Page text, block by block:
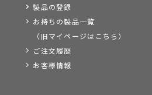
製品の登録
お持ちの製品一覧
（旧マイページはこちら）
ご注文履歴
お客様情報